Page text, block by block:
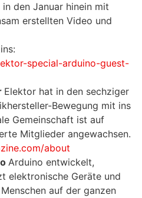
den Januar hinein mit
erstellten Video und
special-arduino-guest-
Elektor hat in den sechziger
Bewegung mit ins
Gemeinschaft ist auf
Mitglieder angewachsen.
about
Arduino entwickelt,
elektronische Geräte und
auf der ganzen